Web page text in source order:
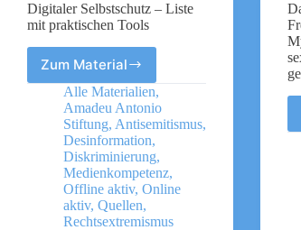
Digitaler Selbstschutz – Liste
mit praktischen Tools
Zum Material
Digitaler
Selbstschutz
–
Liste
mit
praktischen
Tools
Alle Materialien,
Amadeu Antonio
Stiftung, Antisemitismus,
Desinformation,
Diskriminierung,
Medienkompetenz,
Offline aktiv, Online
aktiv, Quellen,
Rechtsextremismus